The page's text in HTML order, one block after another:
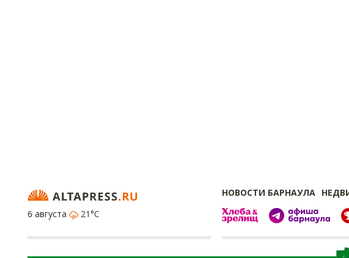
НОВОСТИ БАРНАУЛА
6 августа
21°C